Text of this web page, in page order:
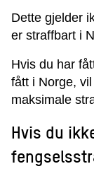
Dette gjelder
er straffbart i
Hvis du har
fått i Norge,
maksimale
Hvis du